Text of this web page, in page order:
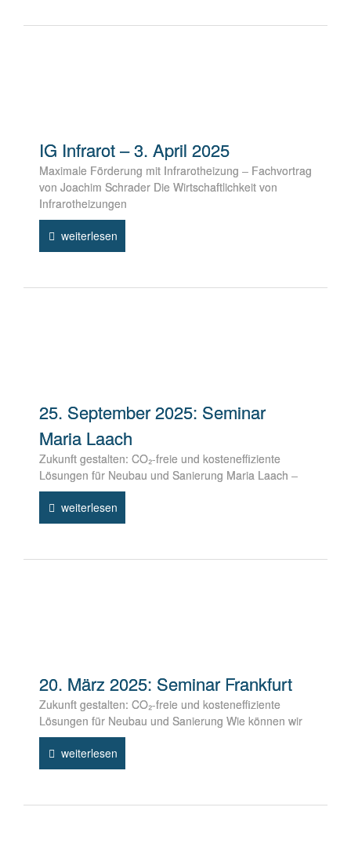
IG Infrarot – 3. April 2025
Maximale Förderung mit Infrarotheizung – Fachvortrag
von Joachim Schrader Die Wirtschaftlichkeit von
Infrarotheizungen
weiterlesen
25. September 2025: Seminar
Maria Laach
Zukunft gestalten: CO₂-freie und kosteneffiziente
Lösungen für Neubau und Sanierung Maria Laach –
weiterlesen
20. März 2025: Seminar Frankfurt
Zukunft gestalten: CO₂-freie und kosteneffiziente
Lösungen für Neubau und Sanierung Wie können wir
weiterlesen